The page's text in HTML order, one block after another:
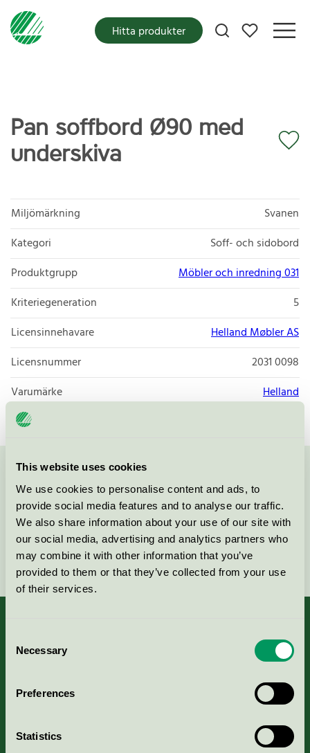
This website uses cookies
We use cookies to personalise content and ads, to
provide social media features and to analyse our traffic.
We also share information about your use of our site with
our social media, advertising and analytics partners who
may combine it with other information that you’ve
provided to them or that they’ve collected from your use
of their services.
Selection
Necessary
Preferences
Statistics
Mina favoriter
Hitta produkter
Pan soffbord Ø90 med
underskiva
Miljömärkning
Svanen
Kategori
Soff- och sidobord
Produktgrupp
Möbler och inredning 031
Kriteriegeneration
5
Licensinnehavare
Helland Møbler AS
Licensnummer
2031 0098
Varumärke
Helland
Kontakta oss på08-55 55 24 00eller via formuläret:
Fortsätt
Nordic Ecolabelling Portal